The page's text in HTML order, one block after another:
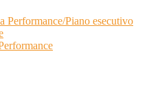
Performance/Piano esecutivo